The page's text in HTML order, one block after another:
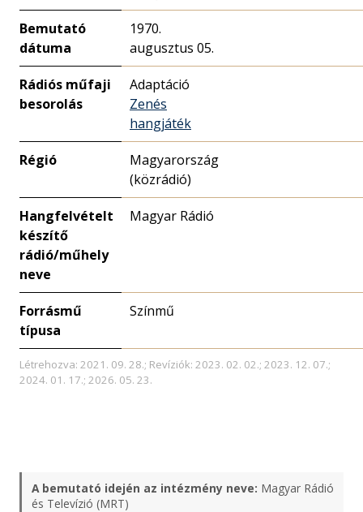
Bemutató
dátuma
1970.
augusztus 05.
Rádiós műfaji
besorolás
Adaptáció
Zenés
hangjáték
Régió
Magyarország
(közrádió)
Hangfelvételt
készítő
rádió/műhely
neve
Magyar Rádió
Forrásmű
típusa
Színmű
Létrehozva: 2021. 09. 28.; Revíziók: 2023. 02. 02.; 2023. 12. 07.;
2024. 01. 17.; 2026. 05. 23.
A bemutató idején az intézmény neve: Magyar Rádió
és Televízió (MRT)